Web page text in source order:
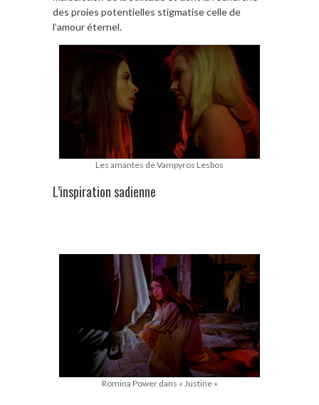
des proies potentielles stigmatise celle de
l’amour éternel.
Les amantes de Vampyros Lesbos
L’inspiration sadienne
Romina Power dans « Justine »